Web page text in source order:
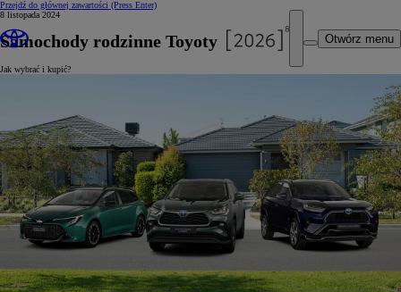
Przejdź do głównej zawartości (Press Enter)
Otwórz menu
8 listopada 2024
Samochody rodzinne Toyoty
Jak wybrać i kupić?